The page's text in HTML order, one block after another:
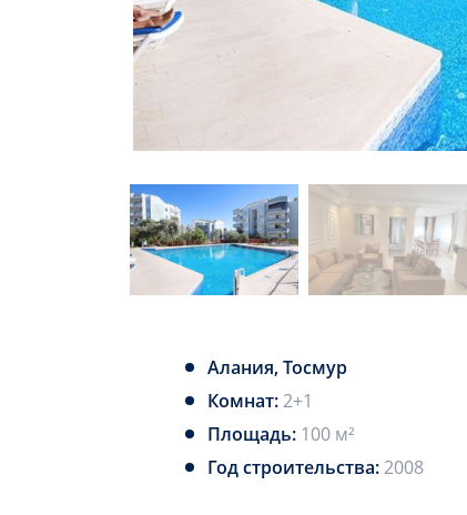
Алания, Тосмур
Комнат:2+1
Площадь: 100 м²
Год строительства:2008